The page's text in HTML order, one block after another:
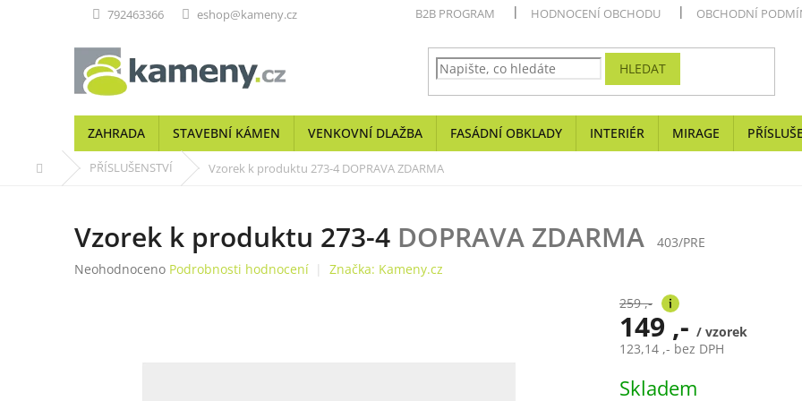
792463366 eshop@kameny.cz B2B PROGRAM HODNOCENÍ OBCHODU OBCHODNÍ
HLEDAT
ZAHRADA STAVEBNÍ KÁMEN VENKOVNÍ DLAŽBA FASÁDNÍ OBKLADY INTERIÉR MIRAGE
Domů PŘÍSLUŠENSTVÍ Vzorek k produktu 273-4 DOPRAVA ZDARMA
Vzorek k produktu 273-4 DOPRAVA ZDARMA
403/PRE
Průměrné
Neohodnoceno Podrobnosti hodnocení Značka: Kameny.cz
259 ,-
149 ,- / vzorek
123,14 ,- bez DPH
cena:
Skladem